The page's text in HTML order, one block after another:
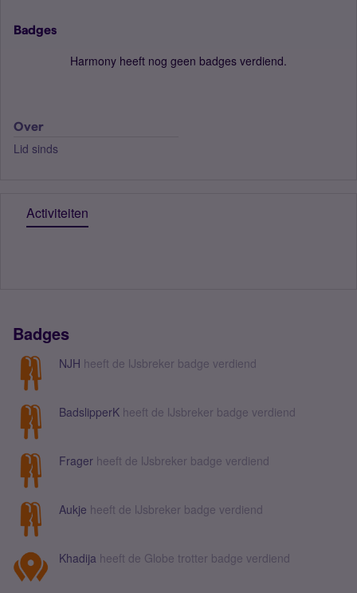
Badges
Harmony heeft nog geen badges verdiend.
Over
Lid sinds
Activiteiten
Badges
NJH heeft de IJsbreker badge verdiend
BadslipperK heeft de IJsbreker badge verdiend
Frager heeft de IJsbreker badge verdiend
Aukje heeft de IJsbreker badge verdiend
Khadija heeft de Globe trotter badge verdiend